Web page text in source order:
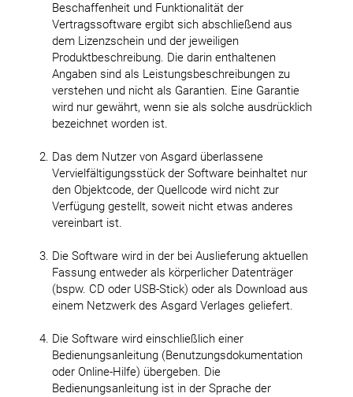
Beschaffenheit und Funktionalität der
Vertragssoftware ergibt sich abschließend aus
dem Lizenzschein und der jeweiligen
Produktbeschreibung. Die darin enthaltenen
Angaben sind als Leistungsbeschreibungen zu
verstehen und nicht als Garantien. Eine Garantie
wird nur gewährt, wenn sie als solche ausdrücklich
bezeichnet worden ist.
Das dem Nutzer von Asgard überlassene
Vervielfältigungsstück der Software beinhaltet nur
den Objektcode, der Quellcode wird nicht zur
Verfügung gestellt, soweit nicht etwas anderes
vereinbart ist.
Die Software wird in der bei Auslieferung aktuellen
Fassung entweder als körperlicher Datenträger
(bspw. CD oder USB-Stick) oder als Download aus
einem Netzwerk des Asgard Verlages geliefert.
Die Software wird einschließlich einer
Bedienungsanleitung (Benutzungsdokumentation
oder Online-Hilfe) übergeben. Die
Bedienungsanleitung ist in der Sprache der